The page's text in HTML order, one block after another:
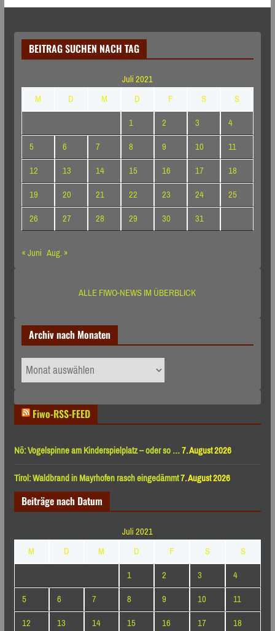
BEITRAG SUCHEN NACH TAG
Juli 2021
M
D M D F S
S
1
2 3
4
5
6 7 8 9 10
11
12
13 14 15 16 17
18
19
20 21 22 23 24
25
26
27 28 29 30
31
« Juni Aug. »
ALLE FIWO-NEWS IM ÜBERBLICK
Archiv nach Monaten
Archiv
nach
Fiwo-RSS-FEED
Nö: Vogelspinne am Kinderspielplatz – oder so …7. August 2026
Tirol: Waldbrand in Mayrhofen rasch eingedämmt7. August 2026
Beiträge nach Datum
Juli 2021
M
D M D F S
S
1
2 3
4
5
6 7 8 9 10
11
12
13 14 15 16 17 18